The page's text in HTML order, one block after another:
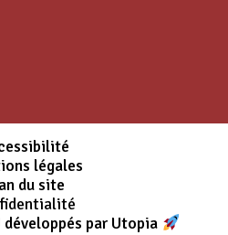
légales
du site
par Utopia